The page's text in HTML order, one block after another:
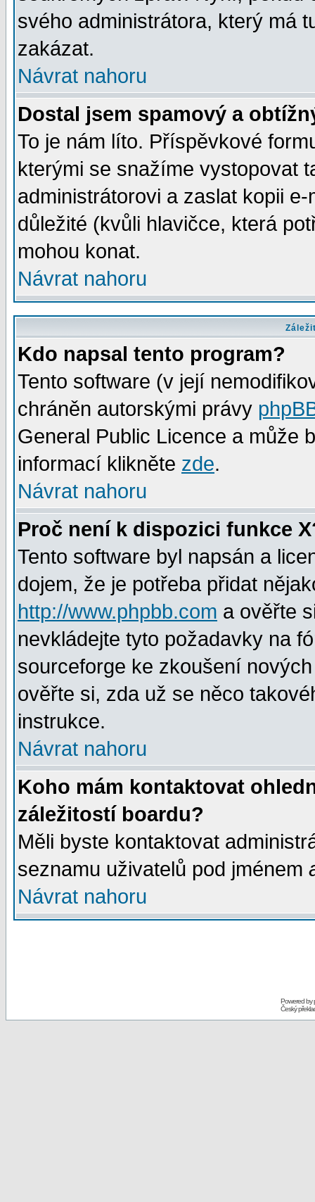
svého administrátora, který má
zakázat.
Návrat nahoru
Dostal jsem spamový a
To je nám líto. Příspěvkové
kterými se snažíme vystopovat
administrátorovi a zaslat kopii
důležité (kvůli hlavičce, která
mohou konat.
Návrat nahoru
Kdo napsal tento program?
Tento software (v její
chráněn autorskými právy
General Public Licence a může
informací klikněte zde.
Návrat nahoru
Proč není k dispozici funkce
Tento software byl napsán a
dojem, že je potřeba přidat
http://www.phpbb.com a ověřte
nevkládejte tyto požadavky na
sourceforge ke zkoušení
ověřte si, zda už se něco
instrukce.
Návrat nahoru
Koho mám kontaktovat
záležitostí boardu?
Měli byste kontaktovat
seznamu uživatelů pod jménem
Návrat nahoru
Powered by
Český